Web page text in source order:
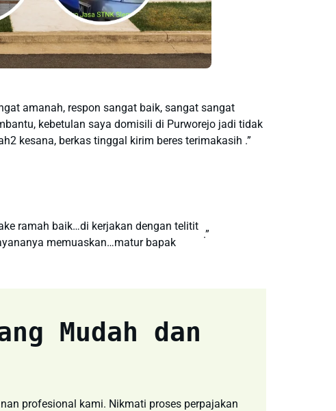
amanah, respon sangat baik, sangat sangat
kebetulan saya domisili di Purworejo jadi tidak
kesana, berkas tinggal kirim beres terimakasih .”
ramah baik…di kerjakan dengan telitit
memuaskan…matur bapak
.”
Mudah dan
profesional kami. Nikmati proses perpajakan